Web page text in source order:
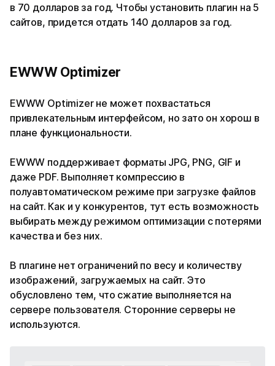
в 70 долларов за год. Чтобы установить плагин на 5
сайтов, придется отдать 140 долларов за год.
EWWW Optimizer
EWWW Optimizer не может похвастаться
привлекательным интерфейсом, но зато он хорош в
плане функциональности.
EWWW поддерживает форматы JPG, PNG, GIF и
даже PDF. Выполняет компрессию в
полуавтоматическом режиме при загрузке файлов
на сайт. Как и у конкурентов, тут есть возможность
выбирать между режимом оптимизации с потерями
качества и без них.
В плагине нет ограничений по весу и количеству
изображений, загружаемых на сайт. Это
обусловлено тем, что сжатие выполняется на
сервере пользователя. Сторонние серверы не
используются.